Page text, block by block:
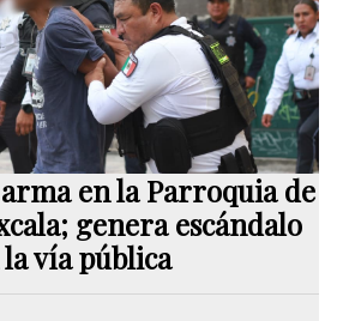
en la Parroquia de
genera escándalo
vía pública